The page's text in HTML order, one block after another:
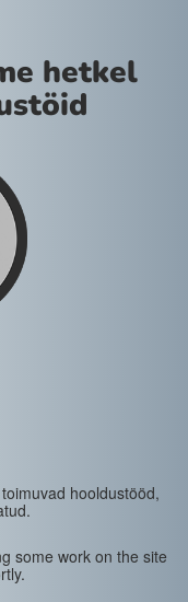
hetkel
hooldustööd,
some work on the site